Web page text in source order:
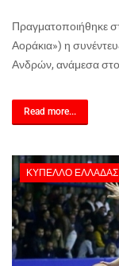
Πραγματοποιήθηκε
Αοράκια») η
Ανδρών, ανάμεσα
Read more...
ΚΎΠΕΛΛΟ ΕΛΛΆΔΑΣ